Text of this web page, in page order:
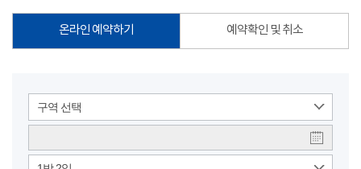
온라인 예약하기 예약확인 및 취소
구역 선택